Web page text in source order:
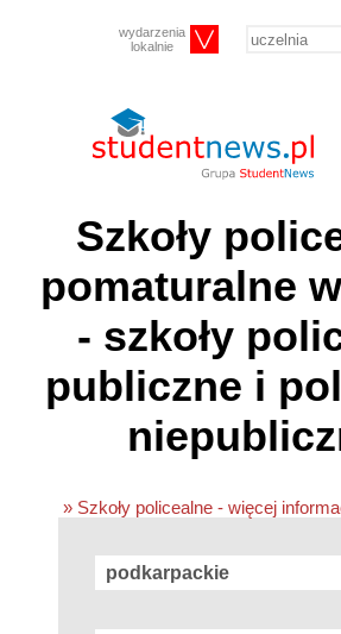
wydarzenia
lokalnie
Szkoły
pomaturalne
- szkoły
publiczne i
» Szkoły policealne - więcej